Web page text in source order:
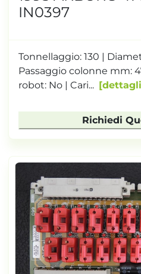
IN0397
Tonnellaggio: 130 |
Passaggio colonne mm:
robot: No | Cari...
dettagli
Richiedi